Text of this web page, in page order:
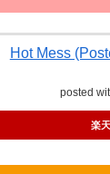
Hot Mess
posted
楽